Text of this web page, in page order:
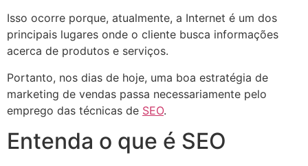
Isso ocorre porque, atualmente, a Internet é um dos
principais lugares onde o cliente busca informações
acerca de produtos e serviços.
Portanto, nos dias de hoje, uma boa estratégia de
marketing de vendas passa necessariamente pelo
emprego das técnicas de SEO.
Entenda o que é SEO